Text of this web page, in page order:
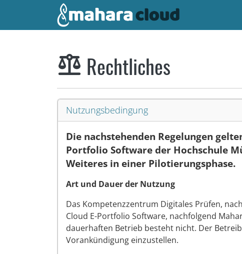
Zum Hauptinhalt zurückspringen
Rechtliches
Nutzungsbedingung
Die nachstehenden Regelungen
Portfolio Software der Hochschule
Weiteres in einer Pilotierungsphase.
Art und Dauer der Nutzung
Das Kompetenzzentrum Digitales Prüfen,
Cloud E-Portfolio Software, nachfolgend
dauerhaften Betrieb besteht nicht. Der
Vorankündigung einzustellen.